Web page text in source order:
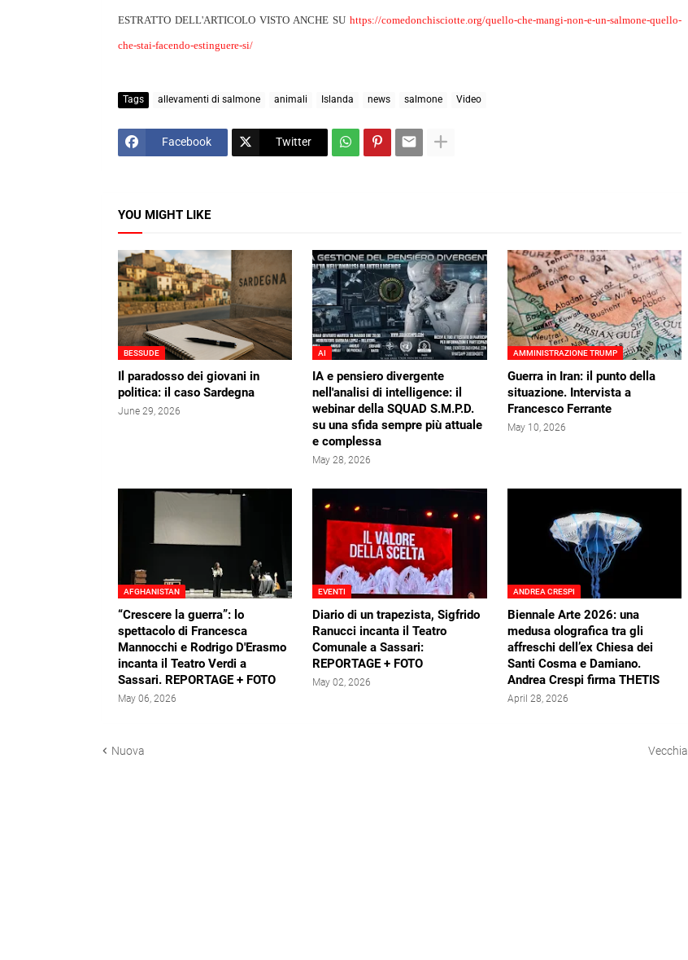
ESTRATTO DELL'ARTICOLO VISTO ANCHE SU https://comedonchisciotte.org/quello-che-mangi-non-e-un-salmone-quello-
che-stai-facendo-estinguere-si/
Tags allevamenti di salmone animali Islanda news salmone Video
Facebook Twitter
YOU MIGHT LIKE
BESSUDE
Il paradosso dei giovani in
politica: il caso Sardegna
June 29, 2026
AI
IA e pensiero divergente
nell'analisi di intelligence: il
webinar della SQUAD S.M.P.D.
su una sfida sempre più attuale
e complessa
May 28, 2026
AMMINISTRAZIONE TRUMP
Guerra in Iran: il punto della
situazione. Intervista a
Francesco Ferrante
May 10, 2026
AFGHANISTAN
“Crescere la guerra”: lo
spettacolo di Francesca
Mannocchi e Rodrigo D'Erasmo
incanta il Teatro Verdi a
Sassari. REPORTAGE + FOTO
May 06, 2026
EVENTI
Diario di un trapezista, Sigfrido
Ranucci incanta il Teatro
Comunale a Sassari:
REPORTAGE + FOTO
May 02, 2026
ANDREA CRESPI
Biennale Arte 2026: una
medusa olografica tra gli
affreschi dell’ex Chiesa dei
Santi Cosma e Damiano.
Andrea Crespi firma THETIS
April 28, 2026
Nuova Vecchia